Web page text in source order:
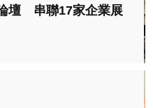
壇 串聯17家企業展